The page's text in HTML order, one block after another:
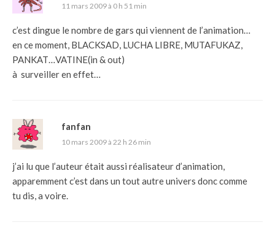
11 mars 2009 à 0 h 51 min
c’est dingue le nombre de gars qui viennent de l’animation…
en ce moment, BLACKSAD, LUCHA LIBRE, MUTAFUKAZ,
PANKAT…VATINE(in & out)
à surveiller en effet…
fanfan
10 mars 2009 à 22 h 26 min
j’ai lu que l’auteur était aussi réalisateur d’animation,
apparemment c’est dans un tout autre univers donc comme
tu dis, a voire.